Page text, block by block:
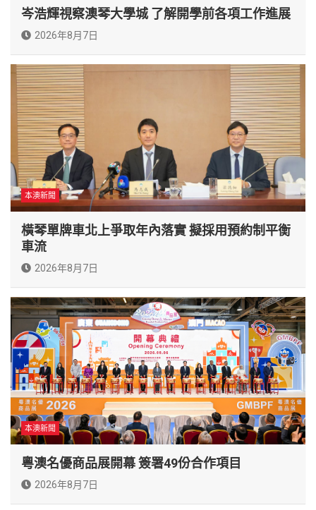
岑浩輝視察澳琴大學城 了解開學前各項工作進展
2026年8月7日
本澳新聞
橫琴單牌車北上爭取年內落實 擬採用預約制平衡
車流
2026年8月7日
本澳新聞
粵澳名優商品展開幕 簽署49份合作項目
2026年8月7日